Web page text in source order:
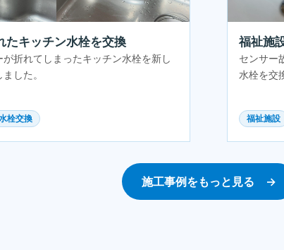
たキッチン水栓を交換
折れてしまったキッチン水栓を新し
した。
栓交換
福祉施
センサー
水栓を交
福祉施設
施工事例をもっと見る →